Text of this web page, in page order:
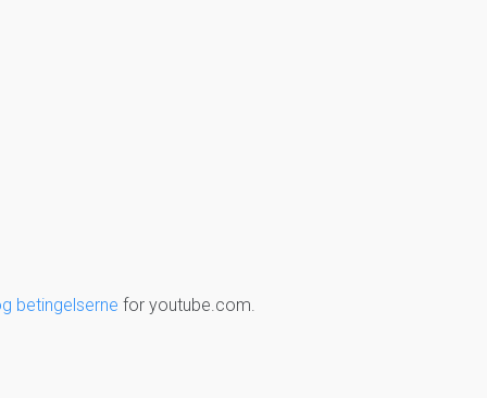
betingelserne for youtube.com.